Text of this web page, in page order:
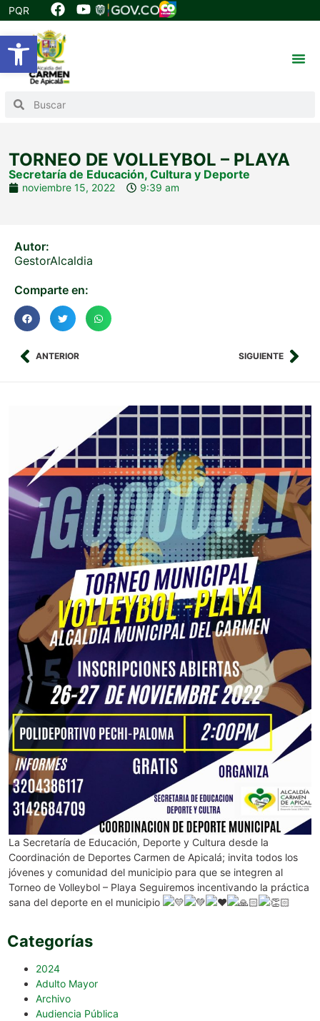
Abrir barra de herramientas
PQR
TORNEO DE VOLLEYBOL – PLAYA
Secretaría de Educación, Cultura y Deporte
noviembre 15, 2022 9:39 am
Autor:
GestorAlcaldia
Comparte en:
ANTERIOR SIGUIENTE
La Secretaría de Educación, Deporte y Cultura desde la
Coordinación de Deportes Carmen de Apicalá; invita todos los
jóvenes y comunidad del municipio para que se integren al
Torneo de Volleybol – Playa Seguiremos incentivando la práctica
sana del deporte en el municipio
Categorías
2024
Adulto Mayor
Archivo
Audiencia Pública